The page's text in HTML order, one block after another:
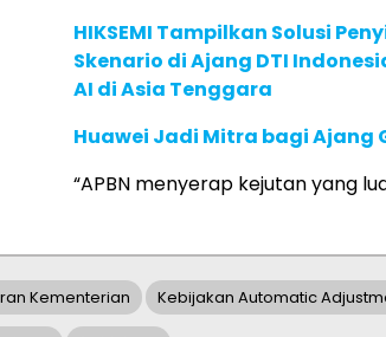
HIKSEMI Tampilkan Solusi
Skenario di Ajang DTI
AI di Asia Tenggara
Huawei Jadi Mitra bagi Ajang
“APBN menyerap kejutan yang
Kementerian Kebijakan Automatic